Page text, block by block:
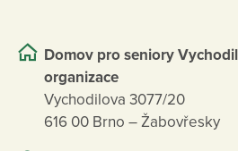
Domov pro seniory
organizace
Vychodilova 3077/20
616 00 Brno – Žabovřesky